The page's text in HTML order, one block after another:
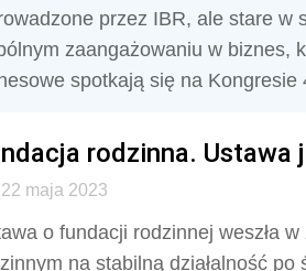
przez IBR, ale stare w
zaangażowaniu w biznes,
spotkają się na Kongresie
rodzinna. Ustawa
22 maja 2023
o fundacji rodzinnej weszła
na stabilną działalność